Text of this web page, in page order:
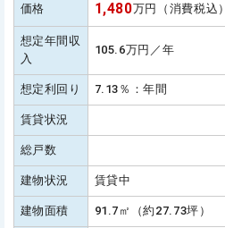
価格 1,480万円（消費税込）
想定年間収
入
105.6万円／年
想定利回り 7.13％：年間
賃貸状況
総戸数
建物状況 賃貸中
建物面積 91.7㎡（約27.73坪）